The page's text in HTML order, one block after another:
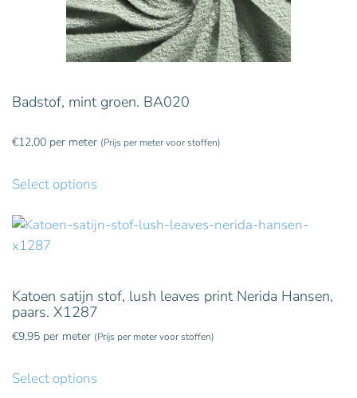
Badstof, mint groen. BA020
€12,00 per meter (Prijs per meter voor stoffen)
Select options
Katoen satijn stof, lush leaves print Nerida Hansen,
paars. X1287
€9,95 per meter (Prijs per meter voor stoffen)
Select options